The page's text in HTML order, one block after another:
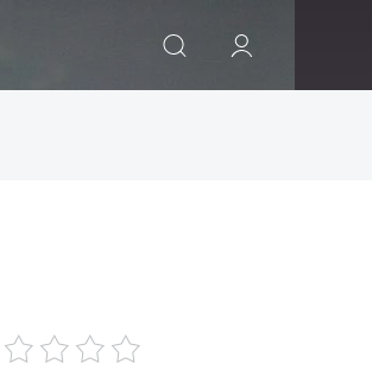
ИСКАТЬ